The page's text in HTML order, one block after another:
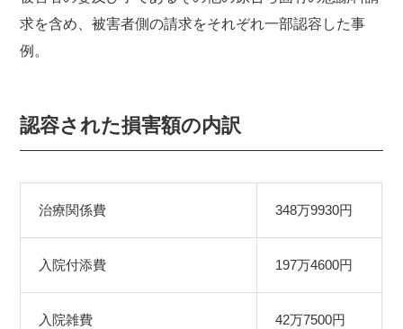
求を含め、被害者側の請求をそれぞれ一部認容した事
例。
認容された損害額の内訳
治療関係費 348万9930円
入院付添費 197万4600円
入院雑費 42万7500円